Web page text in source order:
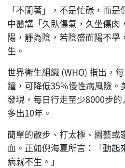
「不閒著」，不是忙碌，而是
中醫講「久臥傷氣，久坐傷肉
陽，靜為陰，若陰盛而陽不舉
生。
世界衛生組織 (WHO) 指出，
鐘，可降低35%慢性病風險。
發現，每日行走至少8000步
多出10年。
簡單的散步、打太極、園藝或
血。正如倪海夏所言：「動起
病就不生。」